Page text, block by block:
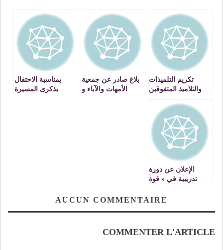
تكريم التلميذات
والتلاميذ المتفوقين
الدراسي على
مستوى جهة الشرق
بلاغ صادر عن جمعية
الأمهات والآباء و
بمناسبة الاحتفال
بذكرى المسيرة
الإعلان عن دورة
تدريبية في « قوة
AUCUN COMMENTAIRE
COMMENTER L'ARTICLE